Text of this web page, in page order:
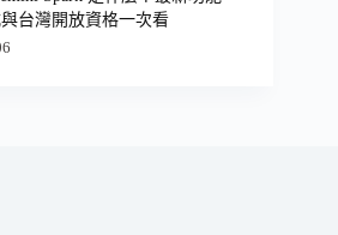
台灣開放資格一次看